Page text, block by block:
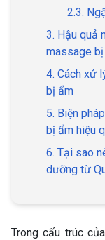
2.3.
3. Hậu quả
massage
4. Cách xử
bị ẩm
5. Biện
bị ẩm hiệu
6. Tại sao
dưỡng từ
Trong cấu trúc